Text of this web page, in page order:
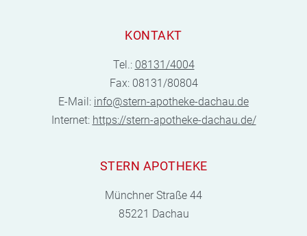
KONTAKT
Tel.: 08131/4004
Fax: 08131/80804
E-Mail: info@stern-apotheke-dachau.de
Internet: https://stern-apotheke-dachau.de/
STERN APOTHEKE
Münchner Straße 44
85221 Dachau